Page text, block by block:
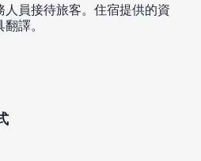
員接待旅客。住宿提供的資
譯。